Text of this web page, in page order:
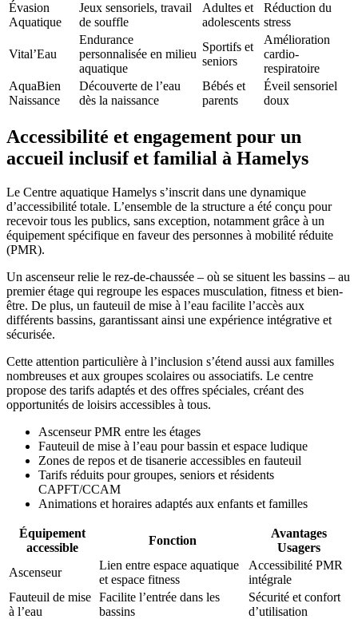
Évasion
Aquatique
Jeux sensoriels, travail
de souffle
Adultes et
adolescents
Réduction du
stress
Vital’Eau
Endurance
personnalisée en milieu
aquatique
Sportifs et
seniors
Amélioration
cardio-
respiratoire
AquaBien
Naissance
Découverte de l’eau
dès la naissance
Bébés et
parents
Éveil sensoriel
doux
Accessibilité et engagement pour un
accueil inclusif et familial à Hamelys
Le Centre aquatique Hamelys s’inscrit dans une dynamique
d’accessibilité totale. L’ensemble de la structure a été conçu pour
recevoir tous les publics, sans exception, notamment grâce à un
équipement spécifique en faveur des personnes à mobilité réduite
(PMR).
Un ascenseur relie le rez-de-chaussée – où se situent les bassins – au
premier étage qui regroupe les espaces musculation, fitness et bien-
être. De plus, un fauteuil de mise à l’eau facilite l’accès aux
différents bassins, garantissant ainsi une expérience intégrative et
sécurisée.
Cette attention particulière à l’inclusion s’étend aussi aux familles
nombreuses et aux groupes scolaires ou associatifs. Le centre
propose des tarifs adaptés et des offres spéciales, créant des
opportunités de loisirs accessibles à tous.
Ascenseur PMR entre les étages
Fauteuil de mise à l’eau pour bassin et espace ludique
Zones de repos et de tisanerie accessibles en fauteuil
Tarifs réduits pour groupes, seniors et résidents
CAPFT/CCAM
Animations et horaires adaptés aux enfants et familles
Équipement
accessible
Fonction
Avantages
Usagers
Ascenseur
Lien entre espace aquatique
et espace fitness
Accessibilité PMR
intégrale
Fauteuil de mise
à l’eau
Facilite l’entrée dans les
bassins
Sécurité et confort
d’utilisation